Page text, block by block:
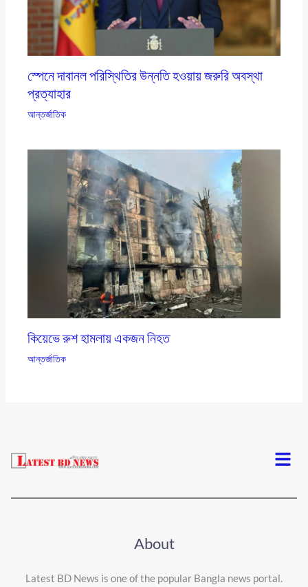
স্পেনে দাবানল পরিস্থিতির উন্নতি হওয়ায় জরুরি অবস্থা
প্রত্যাহার
আন্তর্জাতিক
কিয়েভে রুশ হামলায় একজন নিহত
আন্তর্জাতিক
Menu
About
Latest BD News is one of the popular Bangla news portal.